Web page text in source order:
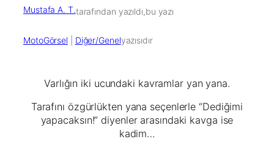
Mustafa A. T.tarafından yazıldı,bu yazı
MotoGörsel Diğer/Genelyazısıdır
Varlığın iki ucundaki kavramlar yan yana.
Tarafını özgürlükten yana seçenlerle “Dediğimi
yapacaksın!” diyenler arasındaki kavga ise
kadim…